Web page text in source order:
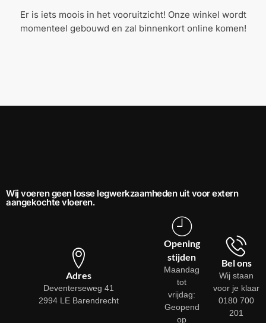
Er is iets moois in het vooruitzicht! Onze winkel wordt
momenteel gebouwd en zal binnenkort online komen!
Wij voeren geen losse legwerkzaamheden uit voor extern
aangekochte vloeren.
Adres
Deventerseweg 41
2994 LE Barendrecht
Opening
stijden
Maandag
tot
vrijdag:
Geopend
op
Bel ons
Wij staan
voor je klaar
0180 700
201